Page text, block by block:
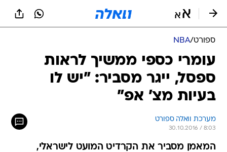
ספורט/
NBA
עומרי כספי ממשיך לראות
ספסל, ייגר מסביר: "יש לו
בעיות מצ' אפ"
מערכת וואלה ספורט
30.10.2016 / 8:03
המאמן מסביר את הקרדיט המועט לישראלי,